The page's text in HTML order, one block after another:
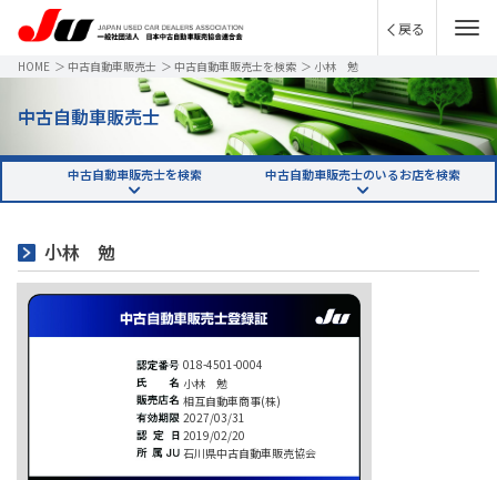
戻る
HOME ＞ 中古自動車販売士 ＞ 中古自動車販売士を検索 ＞ 小林 勉
中古自動車販売士
中古自動車販売士を検索 中古自動車販売士のいるお店を検索
小林 勉
018-4501-0004
小林 勉
相互自動車商事(株)
2027/03/31
2019/02/20
石川県中古自動車販売協会